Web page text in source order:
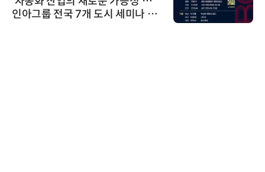
인아그룹 전국 7개 도시 세미나 페